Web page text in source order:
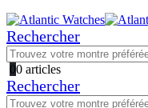
Rechercher
00 articles
Rechercher